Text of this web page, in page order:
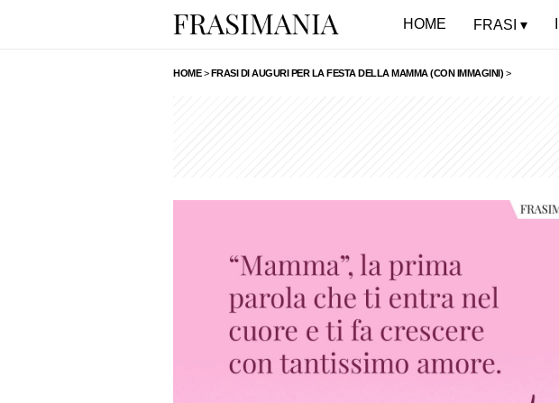
HOME FRASI
HOME>FRASI DI AUGURI PER LA FESTA DELLA MAMMA (CON IMMAGINI) >